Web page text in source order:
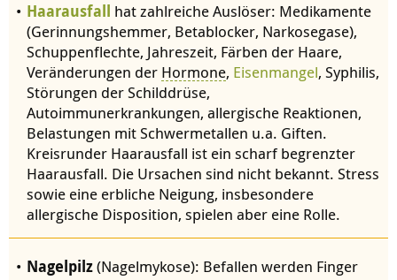
Haarausfall hat zahlreiche Auslöser: Medikamente
(Gerinnungshemmer, Betablocker, Narkosegase),
Schuppenflechte, Jahreszeit, Färben der Haare,
Veränderungen der Hormone, Eisenmangel, Syphilis,
Störungen der Schilddrüse,
Autoimmunerkrankungen, allergische Reaktionen,
Belastungen mit Schwermetallen u.a. Giften.
Kreisrunder Haarausfall ist ein scharf begrenzter
Haarausfall. Die Ursachen sind nicht bekannt. Stress
sowie eine erbliche Neigung, insbesondere
allergische Disposition, spielen aber eine Rolle.
Nagelpilz(Nagelmykose): Befallen werden Finger